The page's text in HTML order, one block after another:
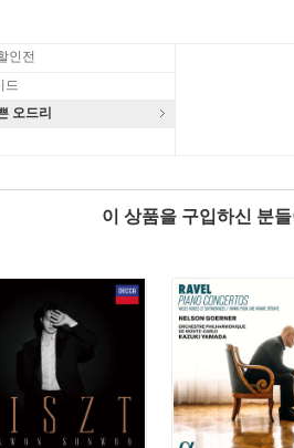
인전
드
오드리
이 상품을 구입하신 분들